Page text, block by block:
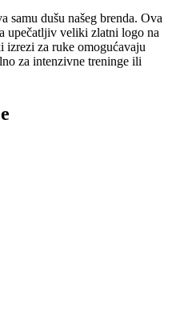
dušu našeg brenda. Ova
upečatljiv veliki zlatni logo na
izrezi za ruke omogućavaju
za intenzivne treninge ili